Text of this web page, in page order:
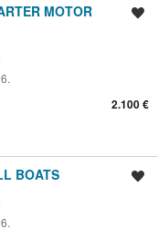
MOTOR
2.100 €
BOATS